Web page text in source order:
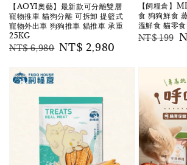
【AOYI奧藝】最新款可分離雙層
寵物推車 貓狗分離 可拆卸 提籃式
寵物外出車 狗狗推車 貓推車 承重
25KG
Regular
NT$ 6,980 Sale
NT$ 2,980
【飼糧倉】
食 狗狗鮮食
溫鮮食 貓零
Regular
NT$ 199